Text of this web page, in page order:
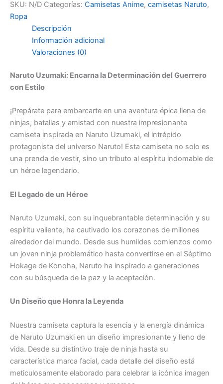
SKU: N/D Categorías: Camisetas Anime, camisetas Naruto,
Ropa
Descripción
Información adicional
Valoraciones (0)
Naruto Uzumaki: Encarna la Determinación del Guerrero
con Estilo
¡Prepárate para embarcarte en una aventura épica llena de
ninjas, batallas y amistad con nuestra impresionante
camiseta inspirada en Naruto Uzumaki, el intrépido
protagonista del universo Naruto! Esta camiseta no solo es
una prenda de vestir, sino un tributo al espíritu indomable de
un héroe legendario.
El Legado de un Héroe
Naruto Uzumaki, con su inquebrantable determinación y su
espíritu valiente, ha cautivado los corazones de millones
alrededor del mundo. Desde sus humildes comienzos como
un joven ninja problemático hasta convertirse en el Séptimo
Hokage de Konoha, Naruto ha inspirado a generaciones
con su búsqueda de la paz y la aceptación.
Un Diseño que Honra la Leyenda
Nuestra camiseta captura la esencia y la energía dinámica
de Naruto Uzumaki en un diseño impresionante y lleno de
vida. Desde su distintivo traje de ninja hasta su
característica marca facial, cada detalle del diseño está
meticulosamente elaborado para celebrar la icónica imagen